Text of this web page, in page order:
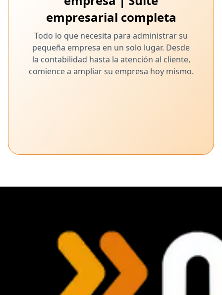
empresarial completa
Todo lo que necesita para administrar su
pequeña empresa en un solo lugar. Desde
la contabilidad hasta la atención al cliente,
comience a ampliar su empresa hoy mismo.